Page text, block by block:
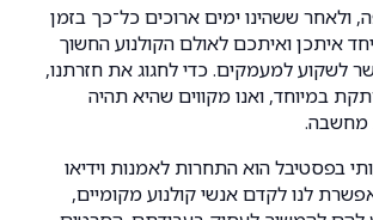
ששהינו ימים ארוכים כל־כך בזמן
איתכן ואיתכם לאולם הקולנוע החשוך
לשקוע למעמקים. כדי לחגוג את חזרתנו,
במיוחד, ואנו מקווים שהיא תהיה
מחשבה.
בפסטיבל הוא התחרות לאמנות וידיאו
לנו לקדם אנשי קולנוע מקומיים,